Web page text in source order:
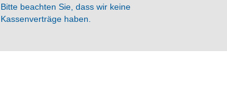
Bitte beachten Sie, dass wir keine
Kassenverträge haben.